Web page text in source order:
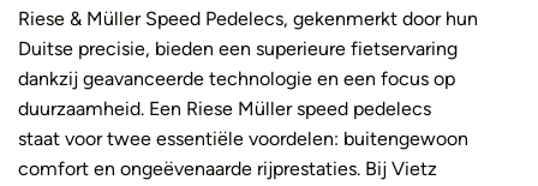
Riese & Müller Speed Pedelecs, gekenmerkt door hun
Duitse precisie, bieden een superieure fietservaring
dankzij geavanceerde technologie en een focus op
duurzaamheid. Een Riese Müller speed pedelecs
staat voor twee essentiële voordelen: buitengewoon
comfort en ongeëvenaarde rijprestaties. Bij Vietz